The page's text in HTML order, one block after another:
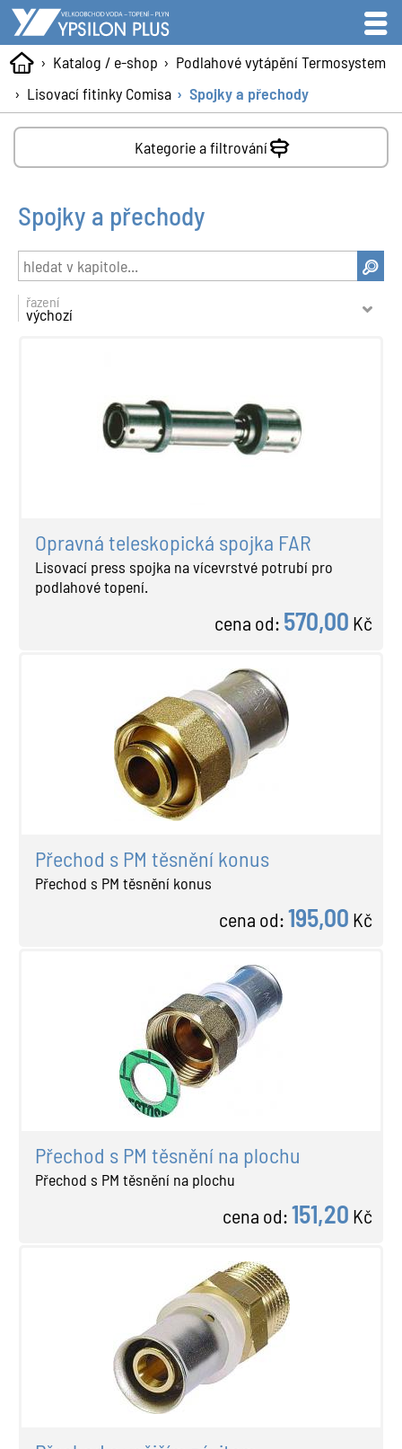
Katalog / e-shop
Podlahové vytápění Termosystem
Lisovací fitinky Comisa
Spojky a přechody
Kategorie a filtrování
Spojky a přechody
řazení
výchozí
Opravná teleskopická spojka FAR
Lisovací press spojka na vícevrstvé potrubí pro
podlahové topení.
cena od: 570,00 Kč
Přechod s PM těsnění konus
Přechod s PM těsnění konus
cena od:195,00 Kč
Přechod s PM těsnění na plochu
Přechod s PM těsnění na plochu
cena od:151,20 Kč